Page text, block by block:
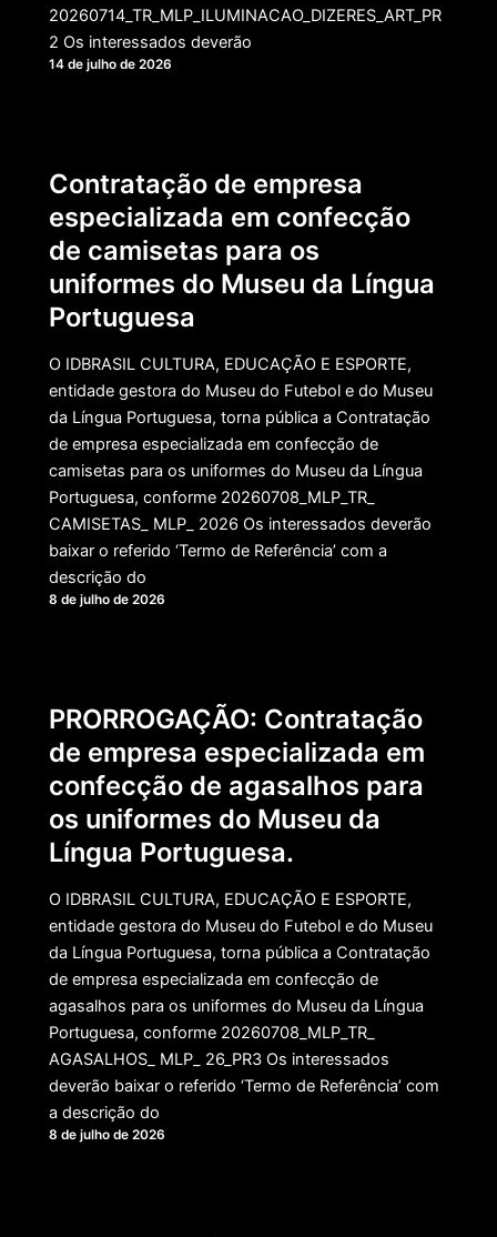
20260714_TR_MLP_ILUMINACAO_DIZERES_ART_PR
2 Os interessados deverão
14 de julho de 2026
Contratação de empresa
especializada em confecção
de camisetas para os
uniformes do Museu da Língua
Portuguesa
O IDBRASIL CULTURA, EDUCAÇÃO E ESPORTE,
entidade gestora do Museu do Futebol e do Museu
da Língua Portuguesa, torna pública a Contratação
de empresa especializada em confecção de
camisetas para os uniformes do Museu da Língua
Portuguesa, conforme 20260708_MLP_TR_
CAMISETAS_ MLP_ 2026 Os interessados deverão
baixar o referido ‘Termo de Referência’ com a
descrição do
8 de julho de 2026
PRORROGAÇÃO: Contratação
de empresa especializada em
confecção de agasalhos para
os uniformes do Museu da
Língua Portuguesa.
O IDBRASIL CULTURA, EDUCAÇÃO E ESPORTE,
entidade gestora do Museu do Futebol e do Museu
da Língua Portuguesa, torna pública a Contratação
de empresa especializada em confecção de
agasalhos para os uniformes do Museu da Língua
Portuguesa, conforme 20260708_MLP_TR_
AGASALHOS_ MLP_ 26_PR3 Os interessados
deverão baixar o referido ‘Termo de Referência’ com
a descrição do
8 de julho de 2026